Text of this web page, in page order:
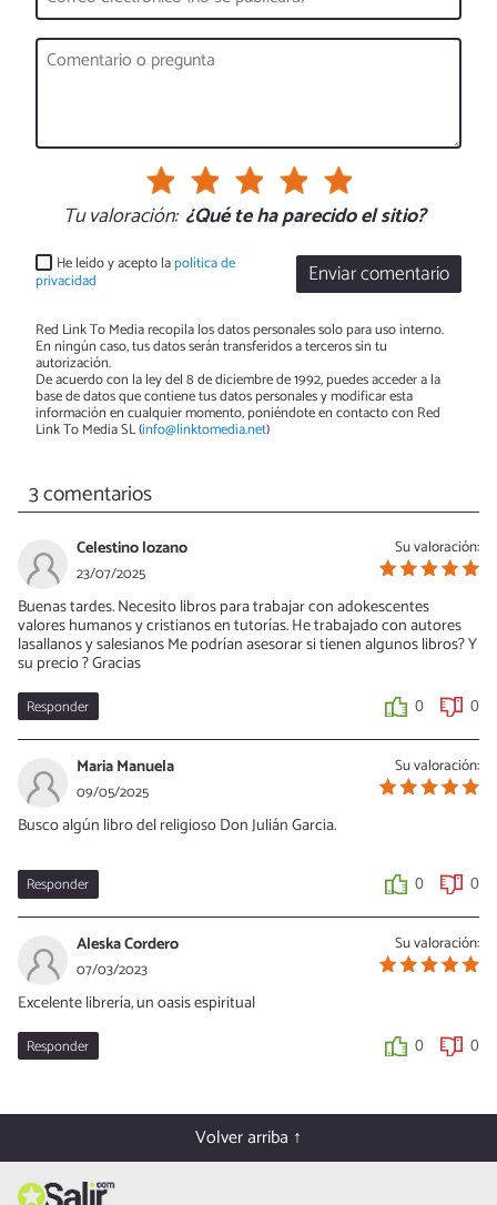
Tu valoración: ¿Qué te ha parecido el sitio?
Enviar comentario
He leído y acepto lapolítica de
privacidad
Red Link To Media recopila los datos personales solo para uso interno.
En ningún caso, tus datos serán transferidos a terceros sin tu
autorización.
De acuerdo con la ley del 8 de diciembre de 1992, puedes acceder a la
base de datos que contiene tus datos personales y modificar esta
información en cualquier momento, poniéndote en contacto con Red
Link To Media SL (info@linktomedia.net)
3 comentarios
Su valoración:
Celestino lozano
23/07/2025
Buenas tardes. Necesito libros para trabajar con adokescentes
valores humanos y cristianos en tutorías. He trabajado con autores
lasallanos y salesianos Me podrían asesorar si tienen algunos libros? Y
su precio ? Gracias
Responder 0 0
Su valoración:
Maria Manuela
09/05/2025
Busco algún libro del religioso Don Julián Garcia.
Responder 0 0
Su valoración:
Aleska Cordero
07/03/2023
Excelente librería, un oasis espiritual
Responder 0 0
Volver arriba ↑